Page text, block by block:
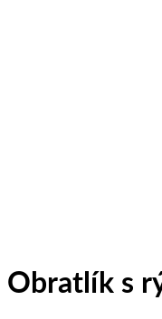
Obratlík s